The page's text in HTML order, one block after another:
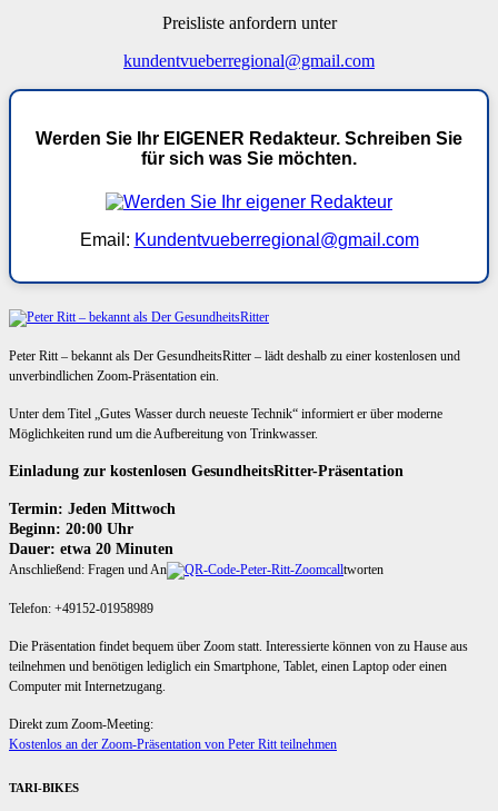
Preisliste anfordern unter
kundentvueberregional@gmail.com
Werden Sie Ihr EIGENER Redakteur. Schreiben Sie
für sich was Sie möchten.
Email: Kundentvueberregional@gmail.com
Peter Ritt – bekannt als Der GesundheitsRitter – lädt deshalb zu einer kostenlosen und
unverbindlichen Zoom-Präsentation ein.
Unter dem Titel „Gutes Wasser durch neueste Technik“ informiert er über moderne
Möglichkeiten rund um die Aufbereitung von Trinkwasser.
Einladung zur kostenlosen GesundheitsRitter-Präsentation
Termin: Jeden Mittwoch
Beginn: 20:00 Uhr
Dauer: etwa 20 Minuten
Anschließend: Fragen und An tworten
Telefon: +49152-01958989
Die Präsentation findet bequem über Zoom statt. Interessierte können von zu Hause aus
teilnehmen und benötigen lediglich ein Smartphone, Tablet, einen Laptop oder einen
Computer mit Internetzugang.
Direkt zum Zoom-Meeting:
Kostenlos an der Zoom-Präsentation von Peter Ritt teilnehmen
TARI-BIKES